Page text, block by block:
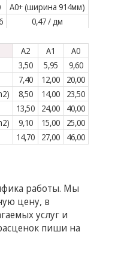
A0+ (ширина 914мм)
0,47 / дм
A2 A1
A0
3,50 5,95
9,60
7,40 12,00
20,00
8,50 14,00
23,50
13,50 24,00
40,00
9,10 15,00
25,00
14,70 27,00 46,00
работы. Мы
цену, в
услуг и
пиши на